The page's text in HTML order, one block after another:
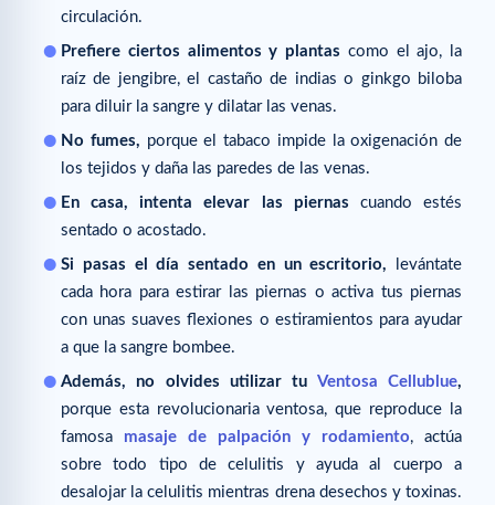
circulación.
Prefiere ciertos alimentos y plantas como el ajo, la
raíz de jengibre, el castaño de indias o ginkgo biloba
para diluir la sangre y dilatar las venas.
No fumes, porque el tabaco impide la oxigenación de
los tejidos y daña las paredes de las venas.
En casa, intenta elevar las piernas cuando estés
sentado o acostado.
Si pasas el día sentado en un escritorio, levántate
cada hora para estirar las piernas o activa tus piernas
con unas suaves flexiones o estiramientos para ayudar
a que la sangre bombee.
Además, no olvides utilizar tu Ventosa Cellublue,
porque esta revolucionaria ventosa, que reproduce la
famosa masaje de palpación y rodamiento, actúa
sobre todo tipo de celulitis y ayuda al cuerpo a
desalojar la celulitis mientras drena desechos y toxinas.